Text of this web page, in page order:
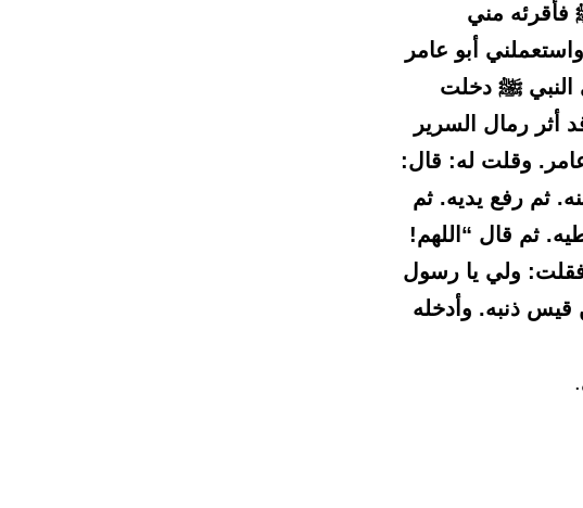
فأقرئه مني
أبو عامر
النبي ﷺ دخلت
رمال السرير
وقلت له: قال:
ثم رفع يديه. ثم
ثم قال “اللهم!
فقلت: ولي يا رسول
قيس ذنبه. وأدخله